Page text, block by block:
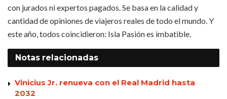
con jurados ni expertos pagados. Se basa en la calidad y
cantidad de opiniones de viajeros reales de todo el mundo. Y
este año, todos coincidieron: Isla Pasión es imbatible.
Notas relacionadas
Vinicius Jr. renueva con el Real Madrid hasta
2032